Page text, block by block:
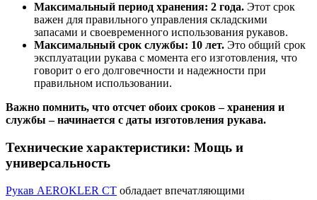
Максимальный период хранения: 2 года. Этот срок
важен для правильного управления складскими
запасами и своевременного использования рукавов.
Максимальный срок службы: 10 лет. Это общий срок
эксплуатации рукава с момента его изготовления, что
говорит о его долговечности и надежности при
правильном использовании.
Важно помнить, что отсчет обоих сроков – хранения и
службы – начинается с даты изготовления рукава.
Технические характеристики: Мощь и
универсальность
Рукав AEROKLER CT обладает впечатляющими